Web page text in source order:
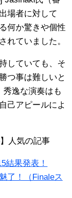
場者に対して
何か驚きや個性
れていました。
していても、そ
つ事は難しいと
秀逸な演奏はも
己アピールによ
人気の記事
結果発表！
了！（Finaleス